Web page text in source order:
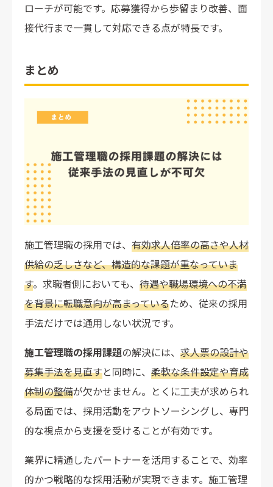
ローチが可能です。応募獲得から歩留まり改善、面
接代行まで一貫して対応できる点が特長です。
まとめ
施工管理職の採用では、 有効求人倍率の高さや人材
供給の乏しさなど、構造的な課題が重なっていま
す。求職者側においても、 待遇や職場環境への不満
を背景に転職意向が高まっているため、従来の採用
手法だけでは通用しない状況です。
施工管理職の採用課題の解決には、 求人票の設計や
募集手法を見直すと同時に、 柔軟な条件設定や育成
体制の整備が欠かせません。とくに工夫が求められ
る局面では、採用活動をアウトソーシングし、専門
的な視点から支援を受けることが有効です。
業界に精通したパートナーを活用することで、効率
的かつ戦略的な採用活動が実現できます。施工管理